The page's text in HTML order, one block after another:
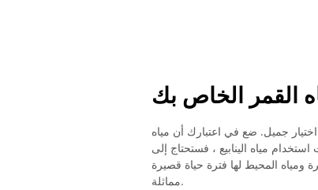
القمر الخاص بك
اختيار جميل. ضع في اعتبارك أن مياه
مياه الينابيع ، فستحتاج إلى
ومياه المحيط لها فترة حياة قصيرة
مماثلة.